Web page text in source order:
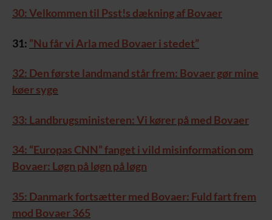
30: Velkommen til Psst!s dækning af Bovaer
31: ”Nu får vi Arla med Bovaer i stedet”
32: Den første landmand står frem: Bovaer gør mine
køer syge
33: Landbrugsministeren: Vi kører på med Bovaer
34: “Europas CNN” fanget i vild misinformation om
Bovaer: Løgn på løgn på løgn
35: Danmark fortsætter med Bovaer: Fuld fart frem
mod Bovaer 365